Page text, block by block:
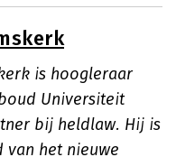
is hoogleraar
Universiteit
bij heldlaw. Hij is
het nieuwe